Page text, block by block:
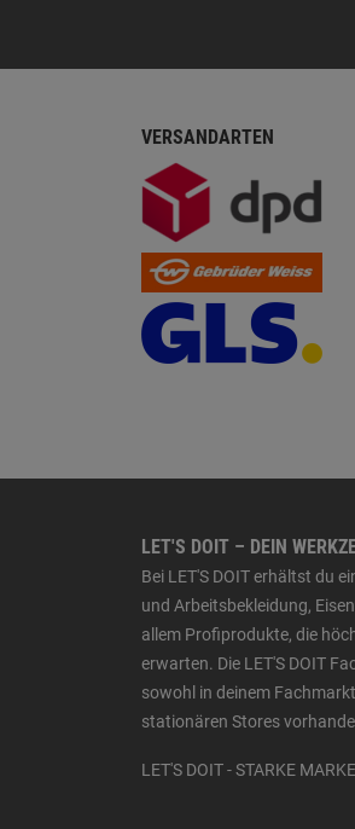
VERSANDARTEN
LET'S DOIT – DEIN
Bei LET'S DOIT erhältst du
und Arbeitsbekleidung,
allem Profiprodukte, die
erwarten. Die LET'S DOIT
sowohl in deinem
stationären Stores
LET'S DOIT - STARKE